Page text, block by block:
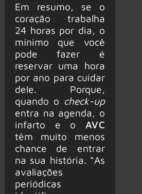
Em resumo, se o
coração trabalha
24 horas por dia, o
mínimo que você
pode fazer é
reservar uma hora
por ano para cuidar
dele. Porque,
quando o check-up
entra na agenda, o
infarto e o AVC
têm muito menos
chance de entrar
na sua história. “As
avaliações
periódicas